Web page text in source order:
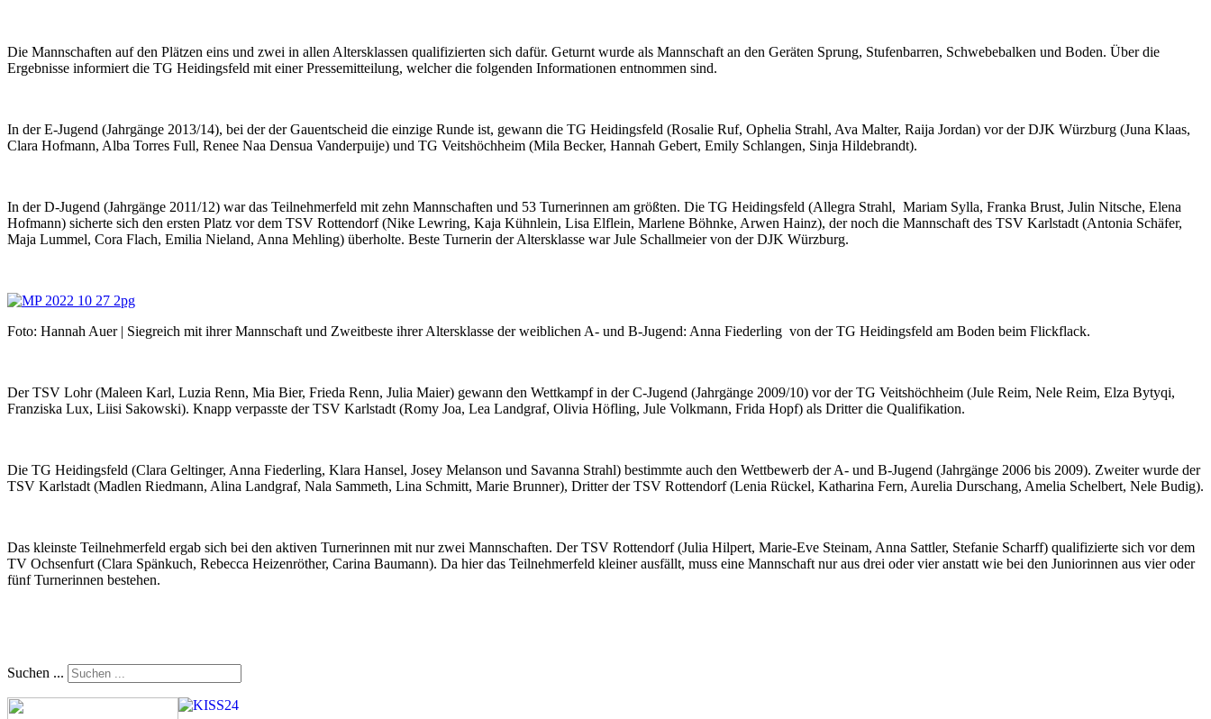
Die Mannschaften auf den Plätzen eins und zwei in allen Altersklassen qualifizierten sich dafür. Geturnt wurde als Mannschaft an den Geräten Sprung, Stufenbarren, Schwebebalken und Boden. Über die
Ergebnisse informiert die TG Heidingsfeld mit einer Pressemitteilung, welcher die folgenden Informationen entnommen sind.
In der E-Jugend (Jahrgänge 2013/14), bei der der Gauentscheid die einzige Runde ist, gewann die TG Heidingsfeld (Rosalie Ruf, Ophelia Strahl, Ava Malter, Raija Jordan) vor der DJK Würzburg (Juna Klaas,
Clara Hofmann, Alba Torres Full, Renee Naa Densua Vanderpuije) und TG Veitshöchheim (Mila Becker, Hannah Gebert, Emily Schlangen, Sinja Hildebrandt).
In der D-Jugend (Jahrgänge 2011/12) war das Teilnehmerfeld mit zehn Mannschaften und 53 Turnerinnen am größten. Die TG Heidingsfeld (Allegra Strahl, Mariam Sylla, Franka Brust, Julin Nitsche, Elena
Hofmann) sicherte sich den ersten Platz vor dem TSV Rottendorf (Nike Lewring, Kaja Kühnlein, Lisa Elflein, Marlene Böhnke, Arwen Hainz), der noch die Mannschaft des TSV Karlstadt (Antonia Schäfer,
Maja Lummel, Cora Flach, Emilia Nieland, Anna Mehling) überholte. Beste Turnerin der Altersklasse war Jule Schallmeier von der DJK Würzburg.
Foto: Hannah Auer | Siegreich mit ihrer Mannschaft und Zweitbeste ihrer Altersklasse der weiblichen A- und B-Jugend: Anna Fiederling von der TG Heidingsfeld am Boden beim Flickflack.
Der TSV Lohr (Maleen Karl, Luzia Renn, Mia Bier, Frieda Renn, Julia Maier) gewann den Wettkampf in der C-Jugend (Jahrgänge 2009/10) vor der TG Veitshöchheim (Jule Reim, Nele Reim, Elza Bytyqi,
Franziska Lux, Liisi Sakowski). Knapp verpasste der TSV Karlstadt (Romy Joa, Lea Landgraf, Olivia Höfling, Jule Volkmann, Frida Hopf) als Dritter die Qualifikation.
Die TG Heidingsfeld (Clara Geltinger, Anna Fiederling, Klara Hansel, Josey Melanson und Savanna Strahl) bestimmte auch den Wettbewerb der A- und B-Jugend (Jahrgänge 2006 bis 2009). Zweiter wurde der
TSV Karlstadt (Madlen Riedmann, Alina Landgraf, Nala Sammeth, Lina Schmitt, Marie Brunner), Dritter der TSV Rottendorf (Lenia Rückel, Katharina Fern, Aurelia Durschang, Amelia Schelbert, Nele Budig).
Das kleinste Teilnehmerfeld ergab sich bei den aktiven Turnerinnen mit nur zwei Mannschaften. Der TSV Rottendorf (Julia Hilpert, Marie-Eve Steinam, Anna Sattler, Stefanie Scharff) qualifizierte sich vor dem
TV Ochsenfurt (Clara Spänkuch, Rebecca Heizenröther, Carina Baumann). Da hier das Teilnehmerfeld kleiner ausfällt, muss eine Mannschaft nur aus drei oder vier anstatt wie bei den Juniorinnen aus vier oder
fünf Turnerinnen bestehen.
Suchen ...